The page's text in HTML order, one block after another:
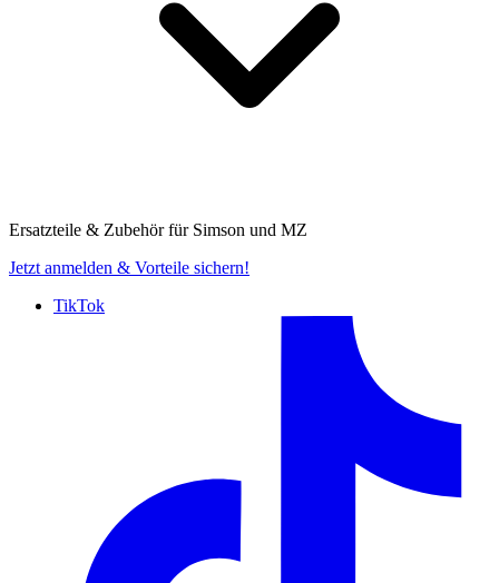
Ersatzteile & Zubehör für Simson und MZ
Jetzt anmelden & Vorteile sichern!
TikTok